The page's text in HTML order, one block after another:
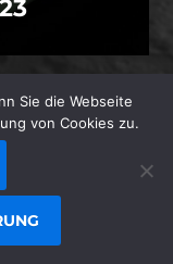
/
Sie die Webseite
von Cookies zu.